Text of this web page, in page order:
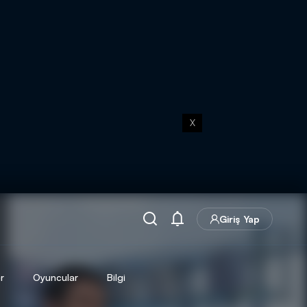
X
Giriş Yap
Oyuncular Bilgi